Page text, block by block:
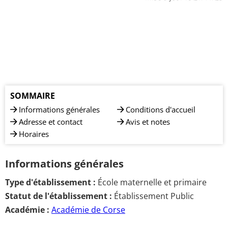
SOMMAIRE
Informations générales
Adresse et contact
Horaires
Conditions d'accueil
Avis et notes
Informations générales
Type d'établissement : École maternelle et primaire
Statut de l'établissement : Établissement Public
Académie : Académie de Corse